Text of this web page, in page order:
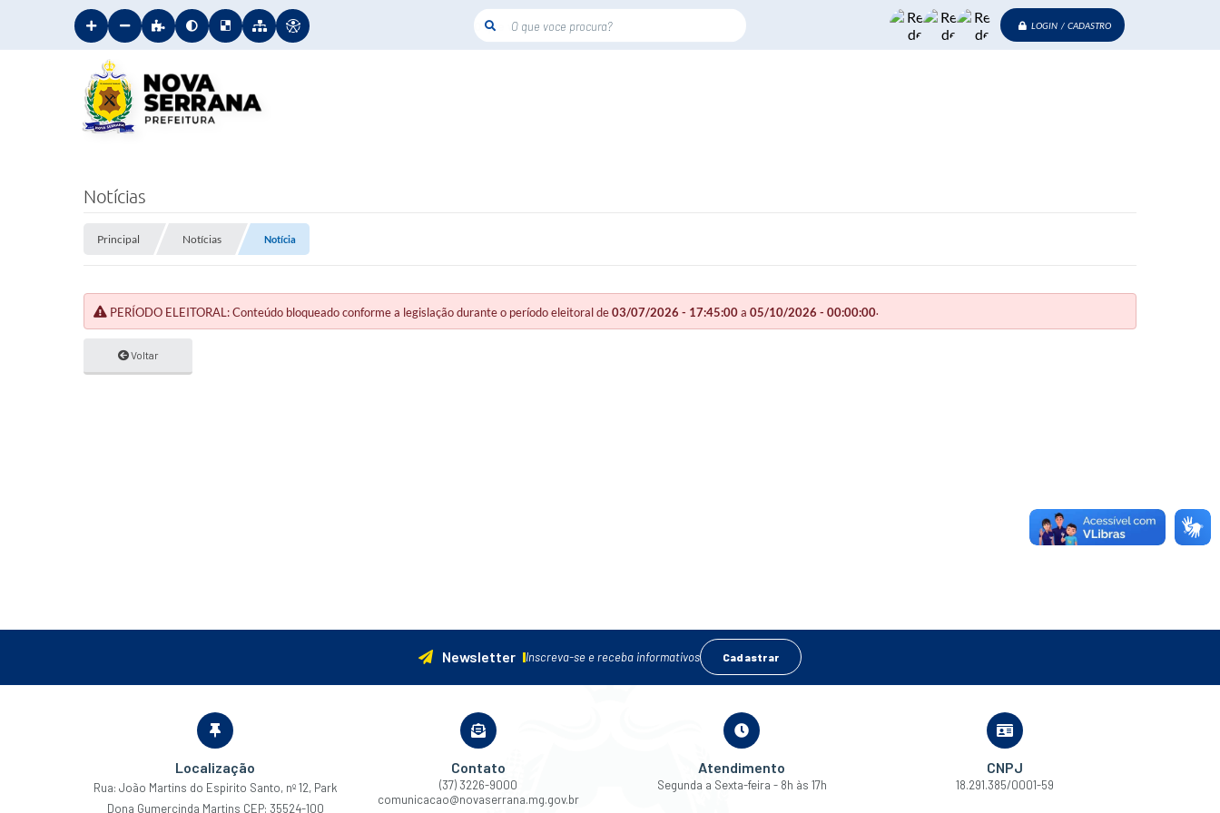
LOGIN / CADASTRO
O que voce procura?
Notícias
Principal Notícias Notícia
PERÍODO ELEITORAL: Conteúdo bloqueado conforme a legislação durante o período eleitoral de03/07/2026 - 17:45:00a 05/10/2026 - 00:00:00.
Voltar
Newsletter Inscreva-se e receba informativos Cadastrar
Localização
Rua: João Martins do Espirito Santo, nº 12, Park
Dona Gumercinda Martins CEP: 35524-100
Contato
(37) 3226-9000
comunicacao@novaserrana.mg.gov.br
Atendimento
Segunda a Sexta-feira - 8h às 17h
CNPJ
18.291.385/0001-59